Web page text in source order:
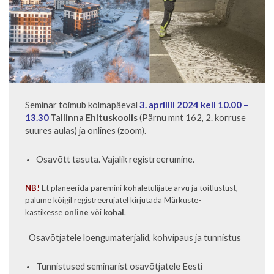
Seminar toimub kolmapäeval 3. aprillil 2024 kell 10.00 –
13.30 Tallinna Ehituskoolis(Pärnu mnt 162, 2. korruse
suures aulas) ja onlines (zoom).
Osavõtt tasuta. Vajalik registreerumine.
NB! Et planeerida paremini kohaletulijate arvu ja toitlustust,
palume kõigil registreerujatel kirjutada Märkuste-
kastikesse online või kohal.
Osavõtjatele loengumaterjalid, kohvipaus ja tunnistus
Tunnistused seminarist osavõtjatele Eesti